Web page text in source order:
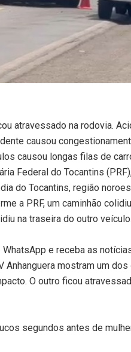
atravessado na rodovia.
causou
causou longas filas de
Federal do Tocantins
do Tocantins, região
a PRF, um caminhão
na traseira do outro veículo.
e receba as
mostram um
O outro ficou
segundos antes de